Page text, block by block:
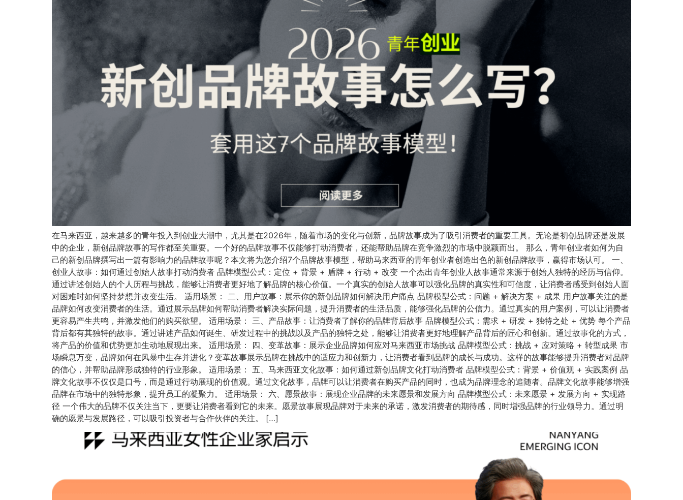
在马来西亚，越来越多的青年投入到创业大潮中，尤其是在2026年，随着市场的变化与创新，品牌故事成为了吸引消费者的重要工具。无论是初创品牌还是发展
中的企业，新创品牌故事的写作都至关重要。一个好的品牌故事不仅能够打动消费者，还能帮助品牌在竞争激烈的市场中脱颖而出。 那么，青年创业者如何为自
己的新创品牌撰写出一篇有影响力的品牌故事呢？本文将为您介绍7个品牌故事模型，帮助马来西亚的青年创业者创造出色的新创品牌故事，赢得市场认可。 一、
创业人故事：如何通过创始人故事打动消费者 品牌模型公式：定位 + 背景 + 盾牌 + 行动 + 改变 一个杰出青年创业人故事通常来源于创始人独特的经历与信仰。
通过讲述创始人的个人历程与挑战，能够让消费者更好地了解品牌的核心价值。一个真实的创始人故事可以强化品牌的真实性和可信度，让消费者感受到创始人面
对困难时如何坚持梦想并改变生活。 适用场景： 二、用户故事：展示你的新创品牌如何解决用户痛点 品牌模型公式：问题 + 解决方案 + 成果 用户故事关注的是
品牌如何改变消费者的生活。通过展示品牌如何帮助消费者解决实际问题，提升消费者的生活品质，能够强化品牌的公信力。通过真实的用户案例，可以让消费者
更容易产生共鸣，并激发他们的购买欲望。 适用场景： 三、产品故事：让消费者了解你的品牌背后故事 品牌模型公式：需求 + 研发 + 独特之处 + 优势 每个产品
背后都有其独特的故事。通过讲述产品如何诞生、研发过程中的挑战以及产品的独特之处，能够让消费者更好地理解产品背后的匠心和创新。通过故事化的方式，
将产品的价值和优势更加生动地展现出来。 适用场景： 四、变革故事：展示企业品牌如何应对马来西亚市场挑战 品牌模型公式：挑战 + 应对策略 + 转型成果 市
场瞬息万变，品牌如何在风暴中生存并进化？变革故事展示品牌在挑战中的适应力和创新力，让消费者看到品牌的成长与成功。这样的故事能够提升消费者对品牌
的信心，并帮助品牌形成独特的行业形象。 适用场景： 五、马来西亚文化故事：如何通过新创品牌文化打动消费者 品牌模型公式：背景 + 价值观 + 实践案例 品
牌文化故事不仅仅是口号，而是通过行动展现的价值观。通过文化故事，品牌可以让消费者在购买产品的同时，也成为品牌理念的追随者。品牌文化故事能够增强
品牌在市场中的独特形象，提升员工的凝聚力。 适用场景： 六、愿景故事：展现企业品牌的未来愿景和发展方向 品牌模型公式：未来愿景 + 发展方向 + 实现路
径 一个伟大的品牌不仅关注当下，更要让消费者看到它的未来。愿景故事展现品牌对于未来的承诺，激发消费者的期待感，同时增强品牌的行业领导力。通过明
确的愿景与发展路径，可以吸引投资者与合作伙伴的关注。 […]